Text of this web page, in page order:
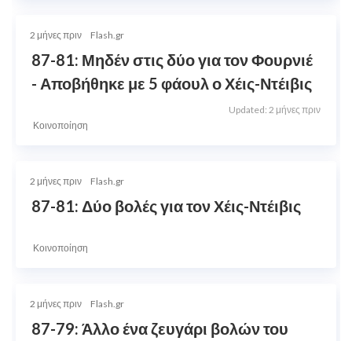
2 μήνες πριν Flash.gr
87-81: Μηδέν στις δύο για τον Φουρνιέ
- Αποβήθηκε με 5 φάουλ ο Χέις-Ντέιβις
Updated: 2 μήνες πριν
Κοινοποίηση
2 μήνες πριν Flash.gr
87-81: Δύο βολές για τον Χέις-Ντέιβις
Κοινοποίηση
2 μήνες πριν Flash.gr
87-79: Άλλο ένα ζευγάρι βολών του